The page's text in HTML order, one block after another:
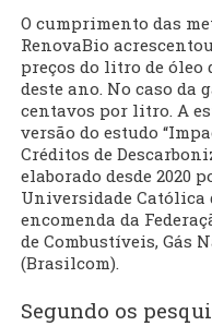
O cumprimento das
RenovaBio
preços do litro de óleo
deste ano. No caso da
centavos por litro. A
versão do estudo
Créditos de
elaborado desde 2020
Universidade Católica
encomenda da
de Combustíveis, Gás
(Brasilcom).
Segundo os